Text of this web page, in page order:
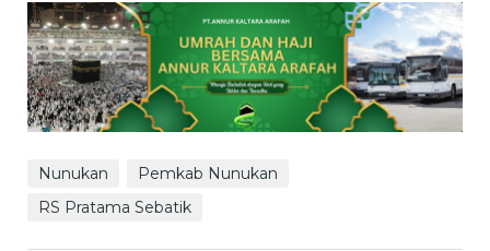
Nunukan
Pemkab Nunukan
RS Pratama Sebatik